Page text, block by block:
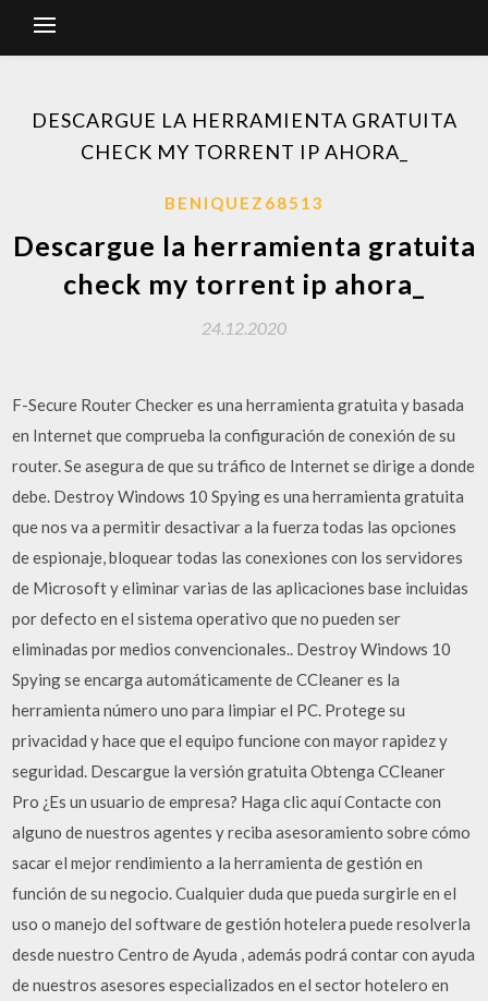
DESCARGUE LA HERRAMIENTA GRATUITA
CHECK MY TORRENT IP AHORA_
BENIQUEZ68513
Descargue la herramienta gratuita
check my torrent ip ahora_
24.12.2020
F-Secure Router Checker es una herramienta gratuita y basada
en Internet que comprueba la configuración de conexión de su
router. Se asegura de que su tráfico de Internet se dirige a donde
debe. Destroy Windows 10 Spying es una herramienta gratuita
que nos va a permitir desactivar a la fuerza todas las opciones
de espionaje, bloquear todas las conexiones con los servidores
de Microsoft y eliminar varias de las aplicaciones base incluidas
por defecto en el sistema operativo que no pueden ser
eliminadas por medios convencionales.. Destroy Windows 10
Spying se encarga automáticamente de CCleaner es la
herramienta número uno para limpiar el PC. Protege su
privacidad y hace que el equipo funcione con mayor rapidez y
seguridad. Descargue la versión gratuita Obtenga CCleaner
Pro ¿Es un usuario de empresa? Haga clic aquí Contacte con
alguno de nuestros agentes y reciba asesoramiento sobre cómo
sacar el mejor rendimiento a la herramienta de gestión en
función de su negocio. Cualquier duda que pueda surgirle en el
uso o manejo del software de gestión hotelera puede resolverla
desde nuestro Centro de Ayuda , además podrá contar con ayuda
de nuestros asesores especializados en el sector hotelero en